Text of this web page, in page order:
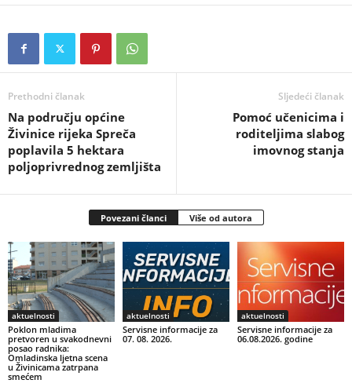
Prethodni članak
Na području općine
Živinice rijeka Spreča
poplavila 5 hektara
poljoprivrednog zemljišta
Sljedeći članak
Pomoć učenicima i
roditeljima slabog
imovnog stanja
Povezani članci Više od autora
aktuelnosti
Poklon mladima
pretvoren u svakodnevni
posao radnika:
Omladinska ljetna scena
u Živinicama zatrpana
smećem
aktuelnosti
Servisne informacije za
07. 08. 2026.
aktuelnosti
Servisne informacije za
06.08.2026. godine